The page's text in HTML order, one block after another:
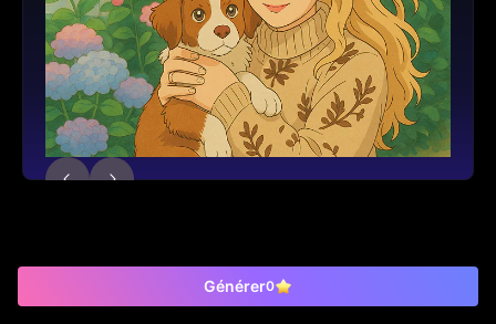
Générer0